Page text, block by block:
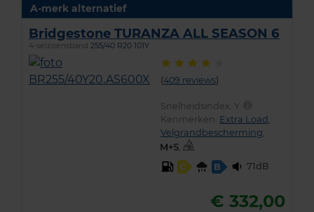
A-merk alternatief
Bridgestone TURANZA ALL SEASON 6
4-seizoensband 255/40 R20 101Y
(409 reviews)
Snelheidsindex: Y
Kenmerken: Extra Load
Velgrandbescherming
,
C
B 71dB
€ 332,00